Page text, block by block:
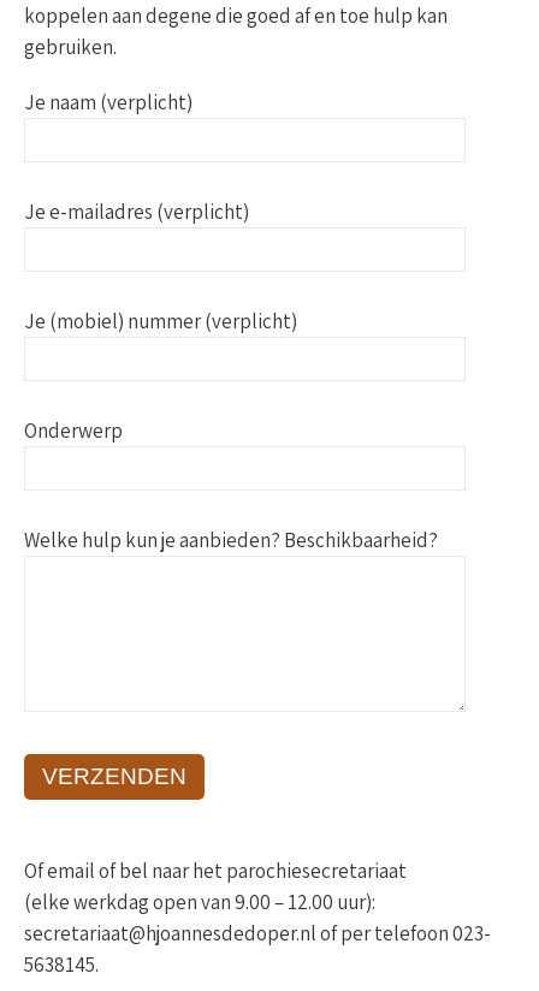
koppelen aan degene die goed af en toe hulp kan
gebruiken.
Je naam (verplicht)
Je e-mailadres (verplicht)
Je (mobiel) nummer (verplicht)
Onderwerp
Welke hulp kun je aanbieden? Beschikbaarheid?
Of email of bel naar het parochiesecretariaat
(elke werkdag open van 9.00 – 12.00 uur):
secretariaat@hjoannesdedoper.nl of per telefoon 023-
5638145.